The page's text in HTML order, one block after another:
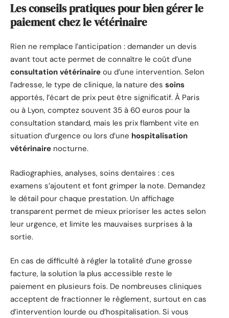
Les conseils pratiques pour bien gérer le
paiement chez le vétérinaire
Rien ne remplace l’anticipation : demander un devis
avant tout acte permet de connaître le coût d’une
consultation vétérinaire ou d’une intervention. Selon
l’adresse, le type de clinique, la nature des soins
apportés, l’écart de prix peut être significatif. À Paris
ou à Lyon, comptez souvent 35 à 60 euros pour la
consultation standard, mais les prix flambent vite en
situation d’urgence ou lors d’une hospitalisation
vétérinaire nocturne.
Radiographies, analyses, soins dentaires : ces
examens s’ajoutent et font grimper la note. Demandez
le détail pour chaque prestation. Un affichage
transparent permet de mieux prioriser les actes selon
leur urgence, et limite les mauvaises surprises à la
sortie.
En cas de difficulté à régler la totalité d’une grosse
facture, la solution la plus accessible reste le
paiement en plusieurs fois. De nombreuses cliniques
acceptent de fractionner le règlement, surtout en cas
d’intervention lourde ou d’hospitalisation. Si vous